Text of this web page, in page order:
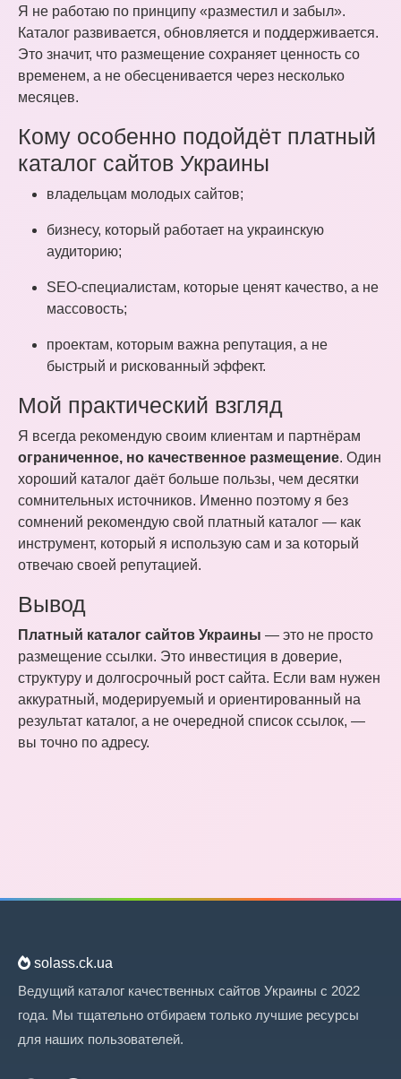
Я не работаю по принципу «разместил и забыл».
Каталог развивается, обновляется и поддерживается.
Это значит, что размещение сохраняет ценность со
временем, а не обесценивается через несколько
месяцев.
Кому особенно подойдёт платный
каталог сайтов Украины
владельцам молодых сайтов;
бизнесу, который работает на украинскую
аудиторию;
SEO-специалистам, которые ценят качество, а не
массовость;
проектам, которым важна репутация, а не
быстрый и рискованный эффект.
Мой практический взгляд
Я всегда рекомендую своим клиентам и партнёрам
ограниченное, но качественное размещение. Один
хороший каталог даёт больше пользы, чем десятки
сомнительных источников. Именно поэтому я без
сомнений рекомендую свой платный каталог — как
инструмент, который я использую сам и за который
отвечаю своей репутацией.
Вывод
Платный каталог сайтов Украины — это не просто
размещение ссылки. Это инвестиция в доверие,
структуру и долгосрочный рост сайта. Если вам нужен
аккуратный, модерируемый и ориентированный на
результат каталог, а не очередной список ссылок, —
вы точно по адресу.
solass.ck.ua
Ведущий каталог качественных сайтов Украины с 2022
года. Мы тщательно отбираем только лучшие ресурсы
для наших пользователей.